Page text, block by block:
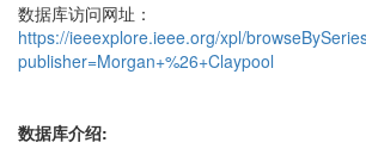
数据库访问网址：
https://ieeexplore.ieee.org/xpl/
publisher=Morgan+%26+Claypool
数据库介绍: